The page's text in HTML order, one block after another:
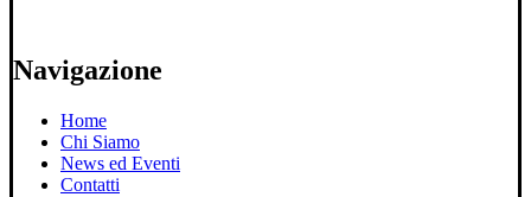
Navigazione
Home
Chi Siamo
News ed Eventi
Contatti